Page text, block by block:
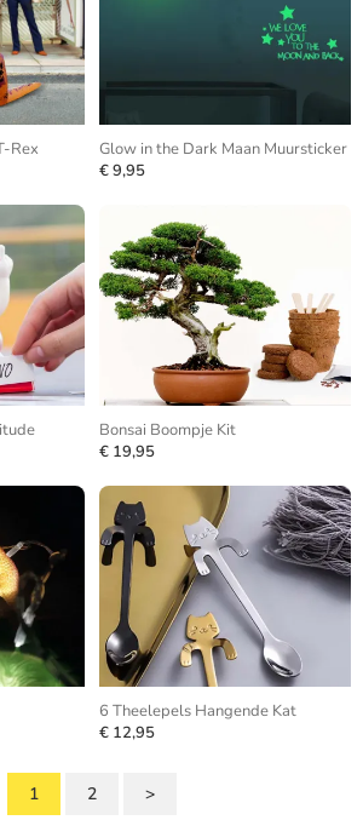
Rex
Glow in the Dark Maan Muursticker
€ 9,95
Bonsai Boompje Kit
€ 19,95
6 Theelepels Hangende Kat
€ 12,95
1 2 >